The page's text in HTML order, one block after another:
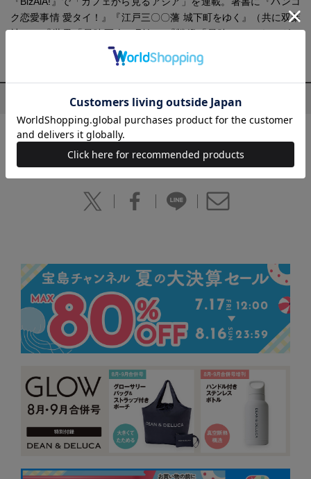
ク恋愛事情 愛タイ！』『江戸三〇〇藩 城下町をゆく』（共に双葉
社）、『世界「最強軍人」列伝』『戦艦「最強」ランキング』
（共に宝島社）などがある。
青山 誠の他の作品
世界「最強軍人」列伝
戦艦「最強」ランキング